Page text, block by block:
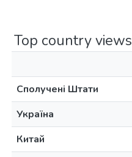
Top country views
Сполучені Штати
Україна
Китай